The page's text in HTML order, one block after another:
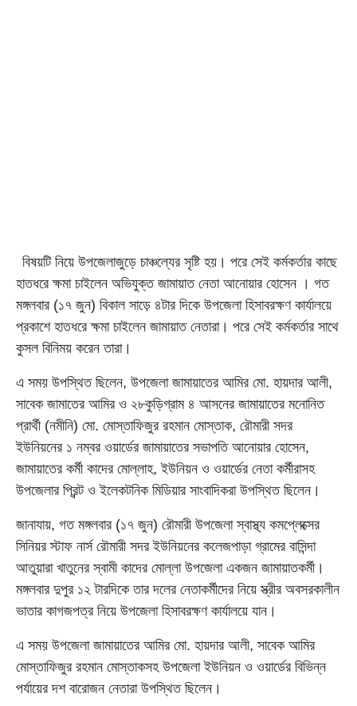
বিষয়টি নিয়ে উপজেলাজুড়ে চাঞ্চল্যের সৃষ্টি হয়। পরে সেই কর্মকর্তার কাছে
হাতধরে ক্ষমা চাইলেন অভিযুক্ত জামায়াত নেতা আনোয়ার হোসেন । গত
মঙ্গলবার (১৭ জুন) বিকাল সাড়ে ৪টার দিকে উপজেলা হিসাবরক্ষণ কার্যালয়ে
প্রকাশে হাতধরে ক্ষমা চাইলেন জামায়াত নেতারা। পরে সেই কর্মকর্তার সাথে
কুসল বিনিময় করেন তারা।
এ সময় উপস্থিত ছিলেন, উপজেলা জামায়াতের আমির মো. হায়দার আলী,
সাবেক জামাতের আমির ও ২৮কুড়িগ্রাম ৪ আসনের জামায়াতের মনোনিত
প্রার্থী (নমীনি) মো. মোস্তাফিজুর রহমান মোস্তাক, রৌমারী সদর
ইউনিয়নের ১ নম্বর ওয়ার্ডের জামায়াতের সভাপতি আনোয়ার হোসেন,
জামায়াতের কর্মী কাদের মোল্লাহ, ইউনিয়ন ও ওয়ার্ডের নেতা কর্মীরাসহ
উপজেলার প্রিন্ট ও ইলেকটনিক মিডিয়ার সাংবাদিকরা উপস্থিত ছিলেন।
জানাযায়, গত মঙ্গলবার (১৭ জুন) রৌমারী উপজেলা স্বাস্থ্য কমপ্লেক্সের
সিনিয়র স্টাফ নার্স রৌমারী সদর ইউনিয়নের কলেজপাড়া গ্রামের বাসিন্দা
আতুয়ারা খাতুনের স্বামী কাদের মোল্লা উপজেলা একজন জামায়াতকর্মী।
মঙ্গলবার দুপুর ১২ টারদিকে তার দলের নেতাকর্মীদের নিয়ে স্ত্রীর অবসরকালীন
ভাতার কাগজপত্র নিয়ে উপজেলা হিসাবরক্ষণ কার্যালয়ে যান।
এ সময় উপজেলা জামায়াতের আমির মো. হায়দার আলী, সাবেক আমির
মোস্তাফিজুর রহমান মোস্তাকসহ উপজেলা ইউনিয়ন ও ওয়ার্ডের বিভিন্ন
পর্যায়ের দশ বারোজন নেতারা উপস্থিত ছিলেন।